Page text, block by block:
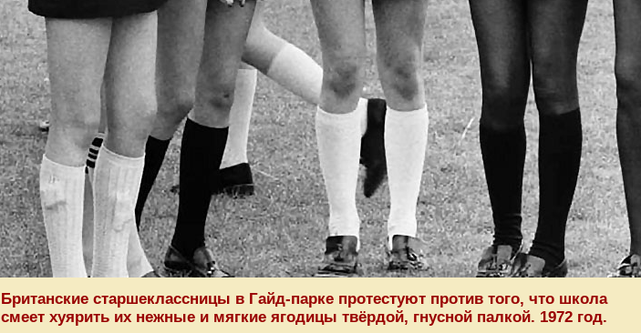
Британские старшеклассницы в Гайд-парке протестуют против того, что школа
смеет хуярить их нежные и мягкие ягодицы твёрдой, гнусной палкой. 1972 год.